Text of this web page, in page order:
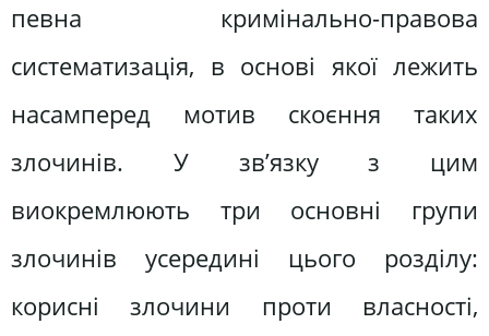
певна кримінально-правова
систематизація, в основі якої лежить
насамперед мотив скоєння таких
злочинів. У зв’язку з цим
виокремлюють три основні групи
злочинів усередині цього розділу:
корисні злочини проти власності,